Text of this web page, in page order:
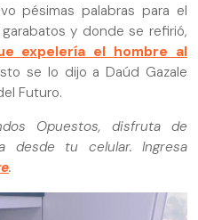
pésimas palabras para el
y donde se refirió,
expelería el hombre al
se lo dijo a Daúd Gazale
Futuro.
Opuestos, disfruta de
desde tu celular. Ingresa
.